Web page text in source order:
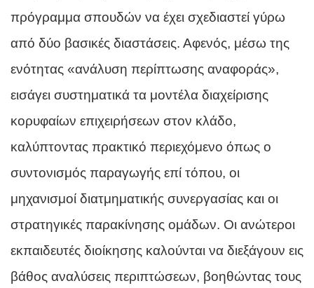
πρόγραμμα σπουδών να έχει σχεδιαστεί γύρω
από δύο βασικές διαστάσεις. Αφενός, μέσω της
ενότητας «ανάλυση περίπτωσης αναφοράς»,
εισάγει συστηματικά τα μοντέλα διαχείρισης
κορυφαίων επιχειρήσεων στον κλάδο,
καλύπτοντας πρακτικό περιεχόμενο όπως ο
συντονισμός παραγωγής επί τόπου, οι
μηχανισμοί διατμηματικής συνεργασίας και οι
στρατηγικές παρακίνησης ομάδων. Οι ανώτεροι
εκπαιδευτές διοίκησης καλούνται να διεξάγουν εις
βάθος αναλύσεις περιπτώσεων, βοηθώντας τους